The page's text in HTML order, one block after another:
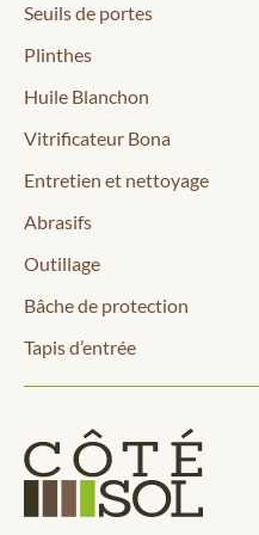
Seuils de portes
Plinthes
Huile Blanchon
Vitrificateur Bona
Entretien et nettoyage
Abrasifs
Outillage
Bâche de protection
Tapis d’entrée